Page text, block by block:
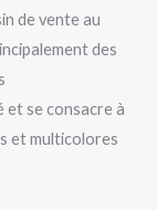
de vente au
des
et se consacre à
et multicolores